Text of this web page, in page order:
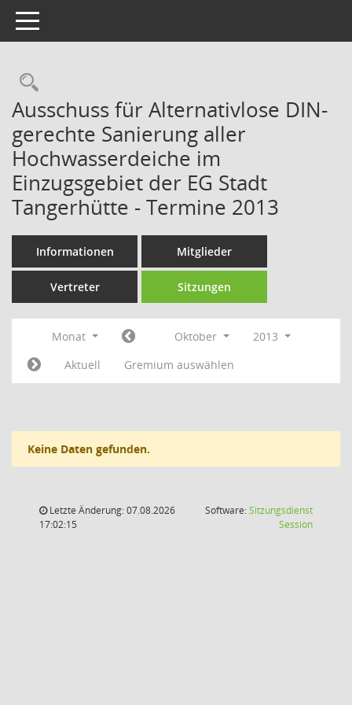
Toggle navigation
Rechercheauswahl
Ausschuss für Alternativlose DIN-
gerechte Sanierung aller
Hochwasserdeiche im
Einzugsgebiet der EG Stadt
Tangerhütte - Termine 2013
Informationen Mitglieder
Vertreter Sitzungen
Monat Oktober
2013
Aktuell
Gremium auswählen
Keine Daten gefunden.
Letzte Änderung: 07.08.2026
17:02:15
Software:Sitzungsdienst
Session(Wird in